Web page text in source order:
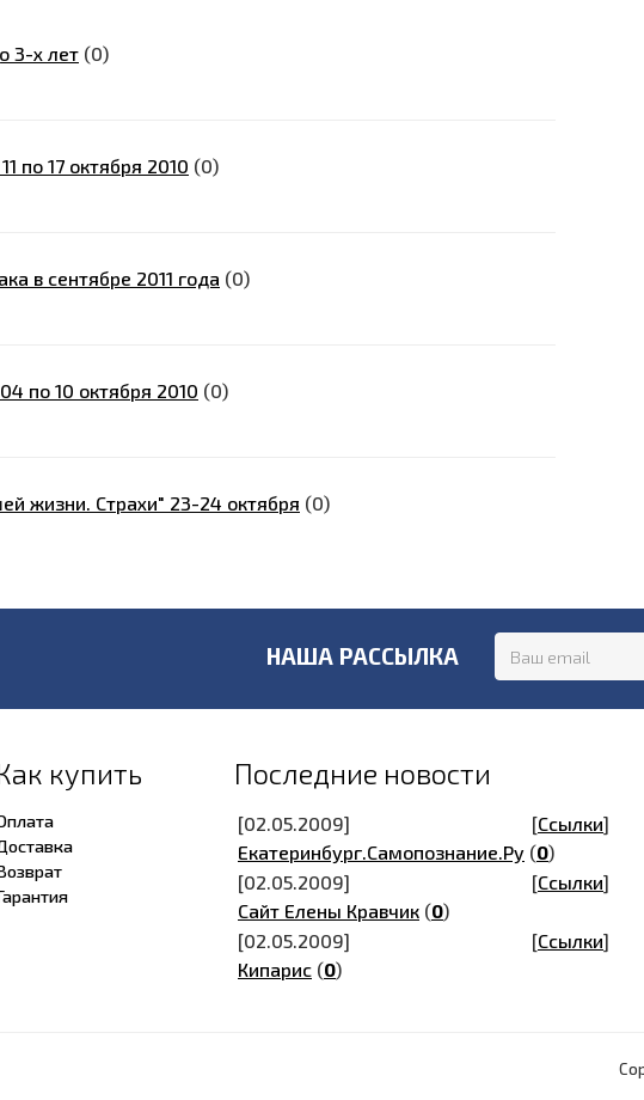
3-х лет (0)
по 17 октября 2010 (0)
в сентябре 2011 года (0)
по 10 октября 2010 (0)
жизни. Страхи" 23-24 октября (0)
НАША РАССЫЛКА
купить Последние новости
[02.05.2009] [Ссылки]
Екатеринбург.Самопознание.Ру (0)
[02.05.2009]
[Ссылки]
Сайт Елены Кравчик (0)
[02.05.2009]
[Ссылки]
Кипарис (0)